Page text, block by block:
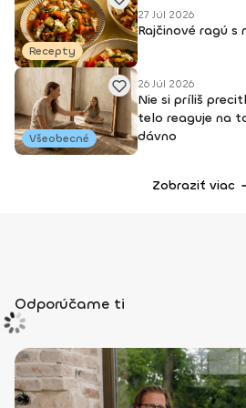
Recepty
27 Júl 2026
Rajčinové ragú s
Všeobecné
26 Júl 2026
Nie si príliš
telo reaguje na
dávno
Zobraziť viac
Odporúčame ti